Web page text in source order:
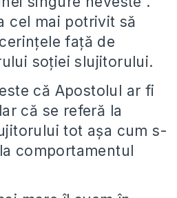
cel mai potrivit să
faţă de
soţiei slujitorului.
că Apostolul ar fi
că se referă la
tot aşa cum s-
comportamentul